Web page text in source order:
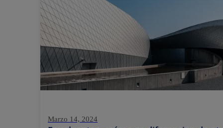
Marzo 14, 2024